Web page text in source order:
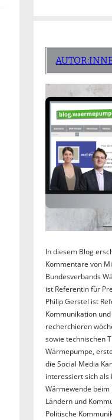
In diesem Blog
Kommentare von
Bundesverbands
ist Referentin für
Philip Gerstel ist
Kommunikation
recherchieren
sowie technischen
Wärmepumpe,
die Social Media
interessiert sich als
Wärmewende beim
Ländern und
Politische